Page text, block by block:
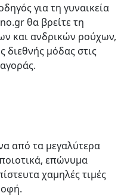
για τη γυναικεία
θα βρείτε τη
και ανδρικών ρούχων,
μόδας στις
από τα μεγαλύτερα
επώνυμα
χαμηλές τιμές